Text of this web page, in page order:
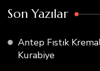
Son Yazılar
Antep Fıstık
Kurabiye